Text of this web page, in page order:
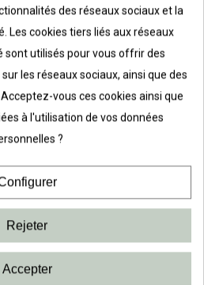
ou vous êtes sur de
de l'étagère la plus
LIÉS
des réseaux sociaux et la
Les cookies tiers liés aux réseaux
sont utilisés pour vous offrir des
les réseaux sociaux, ainsi que des
vous ces cookies ainsi que
à l'utilisation de vos données
?
Rejeter
Accepter